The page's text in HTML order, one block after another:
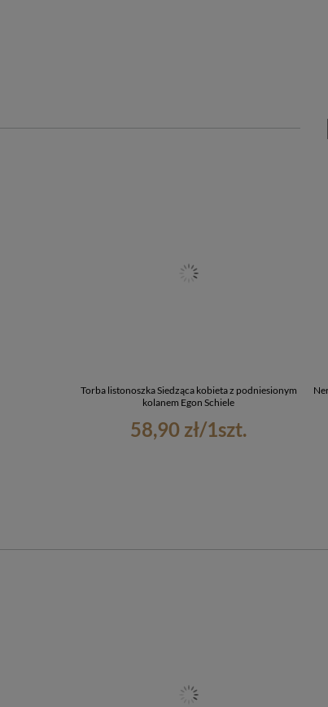
Torba listonoszka Siedząca kobieta z podniesionym
kolanem Egon Schiele
58,90 zł/1szt.